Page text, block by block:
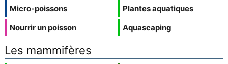
Micro-poissons
Nourrir un poisson
Plantes aquatiques
Aquascaping
Les mammifères